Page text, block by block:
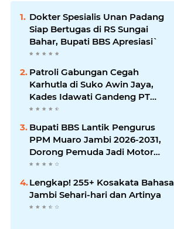
Dokter Spesialis Unan Padang
Siap Bertugas di RS Sungai
Bahar, Bupati BBS Apresiasi`
Patroli Gabungan Cegah
Karhutla di Suko Awin Jaya,
Kades Idawati Gandeng PT
BBB-S, TNI dan BPD
Bupati BBS Lantik Pengurus
PPM Muaro Jambi 2026-2031,
Dorong Pemuda Jadi Motor
Perubahan
Lengkap! 255+ Kosakata Bahasa
Jambi Sehari-hari dan Artinya